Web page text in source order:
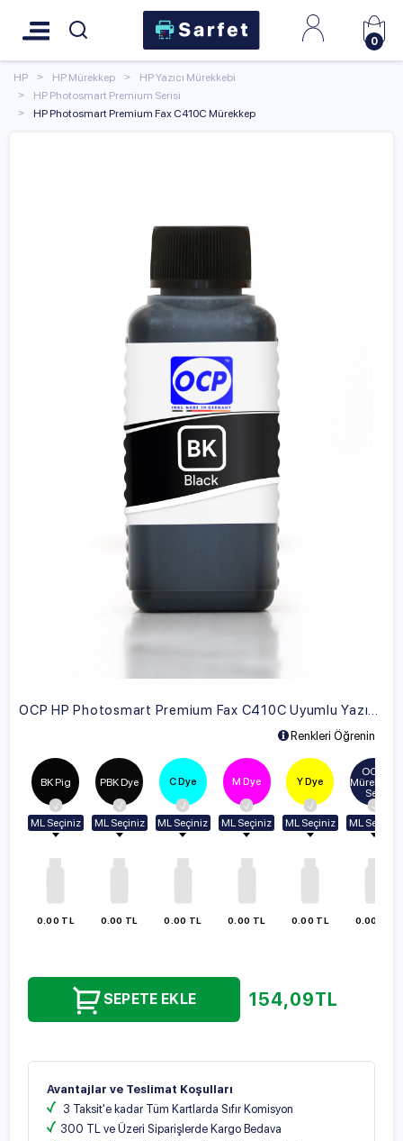
0
HP HP Mürekkep
HP Yazıcı Mürekkebi
HP Photosmart Premium Serisi
HP Photosmart Premium Fax C410C Mürekkep
OCP HP Photosmart Premium Fax C410C Uyumlu Yazıcı Mürekkebi
Renkleri Öğrenin
BK Pig
ML Seçiniz
100ml
250ml
0.00 TL
PBK Dye
ML Seçiniz
100ml
250ml
0.00 TL
C Dye
ML Seçiniz
100ml
250ml
0.00 TL
M Dye
ML Seçiniz
100ml
250ml
0.00 TL
Y Dye
ML Seçiniz
100ml
250ml
0.00 TL
OCP
Mürekkep
Seti
ML Seçiniz
100ml
250ml
0.00 TL
SEPETE EKLE 154,09TL
Avantajlar ve Teslimat Koşulları
3 Taksit'e kadar Tüm Kartlarda Sıfır Komisyon
300 TL ve Üzeri Siparişlerde Kargo Bedava